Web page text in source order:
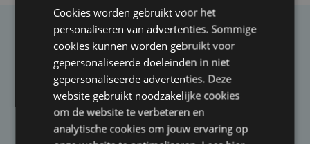
Taalfout opgemerkt?
Heb je een taal- of schrijffout opgemerkt in dit
artikel?
Laat het ons weten
Cookies worden gebruikt voor het
personaliseren van advertenties. Sommige
cookies kunnen worden gebruikt voor
gepersonaliseerde doeleinden in niet
gepersonaliseerde advertenties. Deze
website gebruikt noodzakelijke cookies
om de website te verbeteren en
analytische cookies om jouw ervaring op